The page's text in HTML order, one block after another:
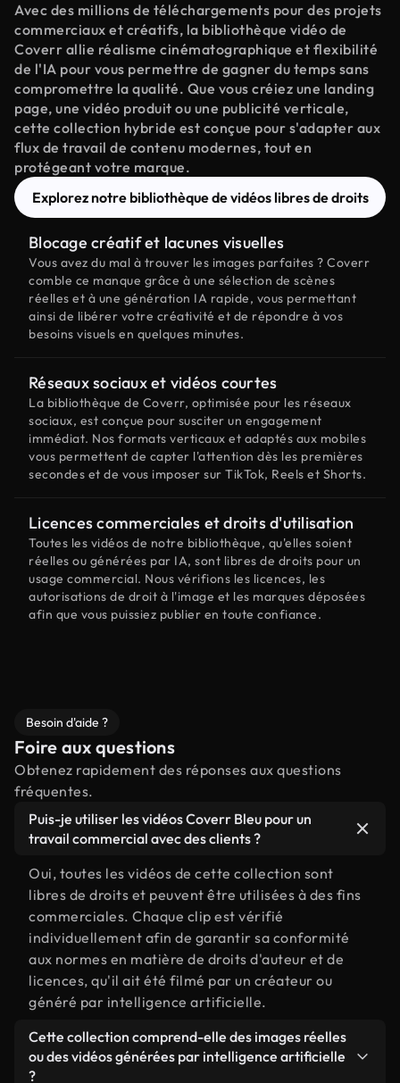
Avec des millions de téléchargements pour des projets
commerciaux et créatifs, la bibliothèque vidéo de
Coverr allie réalisme cinématographique et flexibilité
de l'IA pour vous permettre de gagner du temps sans
compromettre la qualité. Que vous créiez une landing
page, une vidéo produit ou une publicité verticale,
cette collection hybride est conçue pour s'adapter aux
flux de travail de contenu modernes, tout en
protégeant votre marque.
Explorez notre bibliothèque de vidéos libres de droits
Blocage créatif et lacunes visuelles
Vous avez du mal à trouver les images parfaites ? Coverr
comble ce manque grâce à une sélection de scènes
réelles et à une génération IA rapide, vous permettant
ainsi de libérer votre créativité et de répondre à vos
besoins visuels en quelques minutes.
Réseaux sociaux et vidéos courtes
La bibliothèque de Coverr, optimisée pour les réseaux
sociaux, est conçue pour susciter un engagement
immédiat. Nos formats verticaux et adaptés aux mobiles
vous permettent de capter l'attention dès les premières
secondes et de vous imposer sur TikTok, Reels et Shorts.
Licences commerciales et droits d'utilisation
Toutes les vidéos de notre bibliothèque, qu'elles soient
réelles ou générées par IA, sont libres de droits pour un
usage commercial. Nous vérifions les licences, les
autorisations de droit à l'image et les marques déposées
afin que vous puissiez publier en toute confiance.
Besoin d'aide ?
Foire aux questions
Obtenez rapidement des réponses aux questions
fréquentes.
Puis-je utiliser les vidéos Coverr Bleu pour un
travail commercial avec des clients ?
Oui, toutes les vidéos de cette collection sont
libres de droits et peuvent être utilisées à des fins
commerciales. Chaque clip est vérifié
individuellement afin de garantir sa conformité
aux normes en matière de droits d'auteur et de
licences, qu'il ait été filmé par un créateur ou
généré par intelligence artificielle.
Cette collection comprend-elle des images réelles
ou des vidéos générées par intelligence artificielle
?